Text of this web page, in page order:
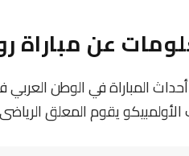
عن مباراة روما و
يقوم المعلق